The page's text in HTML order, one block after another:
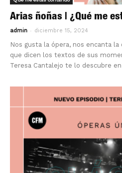
Arias ñoñas | ¿Qué me
admin - diciembre 15, 2024
Nos gusta la ópera, nos encanta
que dicen los textos de sus
Teresa Cantalejo te lo descubre